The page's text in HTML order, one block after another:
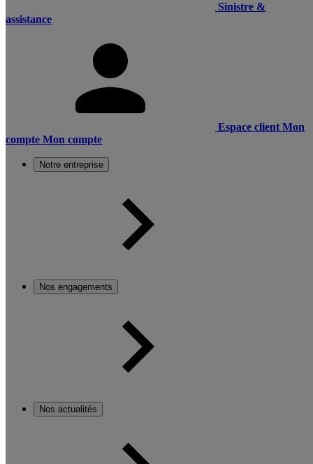
Sinistre &
assistance
Espace client Mon
compte Mon compte
Notre entreprise
Nos engagements
Nos actualités